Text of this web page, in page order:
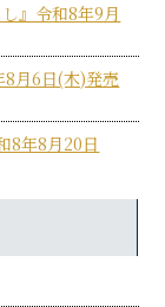
』令和8年9月
月6日(木)発売
8年8月20日